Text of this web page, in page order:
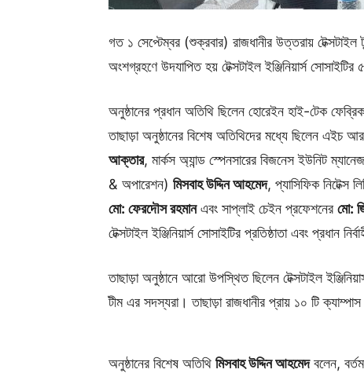
গত ১ সেপ্টেম্বর (শুক্রবার) রাজধানীর উত্তরায় টেক্সটাইল
অংশগ্রহণে উদযাপিত হয় টেক্সটাইল ইঞ্জিনিয়ার্স সোসাইটির
অনুষ্ঠানের প্রধান অতিথি ছিলেন হোরেইন হাই-টেক
তাছাড়া অনুষ্ঠানের বিশেষ অতিথিদের মধ্যে ছিলেন এইচ
আক্তার, মার্কস অ্যান্ড স্পেনসারের বিজনেস ইউনিট
& অপারেশন) মিসবাহ উদ্দিন আহমেদ, প্যাসিফিক নিটেক্স
মো: ফেরদৌস রহমানএবং সাপ্লাই চেইন প্রফেশনেরমো:
টেক্সটাইল ইঞ্জিনিয়ার্স সোসাইটির প্রতিষ্ঠাতা এবং প্রধান
তাছাড়া অনুষ্ঠানে আরো উপস্থিত ছিলেন টেক্সটাইল
টীম এর সদস্যরা। তাছাড়া রাজধানীর প্রায় ১০ টি ক্যাম্পাস
অনুষ্ঠানের বিশেষ অতিথি মিসবাহ উদ্দিন আহমেদবলেন,